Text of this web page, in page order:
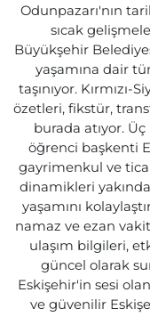
Odunpazarı'nın
sıcak
Büyükşehir
yaşamına dair
taşınıyor.
özetleri, fikstür,
burada atıyor.
öğrenci başkenti
gayrimenkul ve
dinamikleri
yaşamını
namaz ve ezan
ulaşım bilgileri,
güncel olarak
Eskişehir'in sesi
ve güvenilir